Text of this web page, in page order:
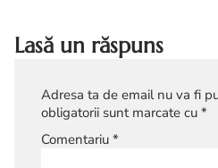
Lasă un răspuns
Adresa ta de email nu va fi
obligatorii sunt marcate cu *
Comentariu *